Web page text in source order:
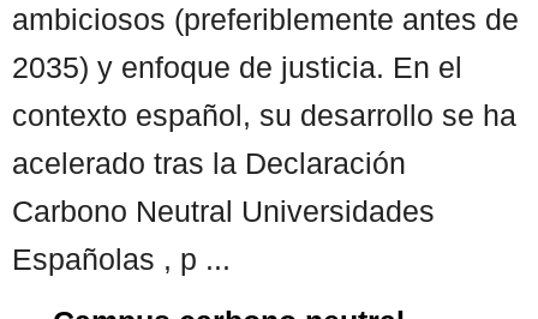
ambiciosos (preferiblemente antes de
2035) y enfoque de justicia. En el
contexto español, su desarrollo se ha
acelerado tras la Declaración
Carbono Neutral Universidades
Españolas , p ...